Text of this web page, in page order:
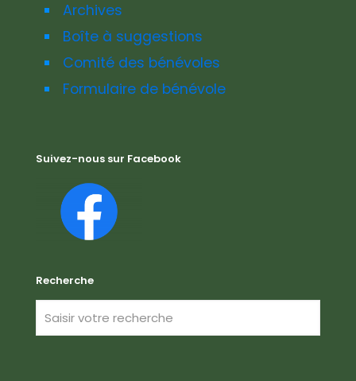
Archives
Boîte à suggestions
Comité des bénévoles
Formulaire de bénévole
Suivez-nous sur Facebook
Recherche